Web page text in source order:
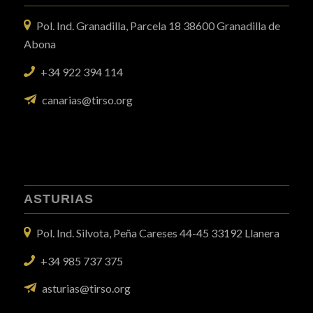
Pol. Ind. Granadilla, Parcela 18 38600 Granadilla de
Abona
+34 922 394 114
canarias@tirso.org
ASTURIAS
Pol. Ind. Silvota, Peña Careses 44-45 33192 Llanera
+34 985 737 375
asturias@tirso.org